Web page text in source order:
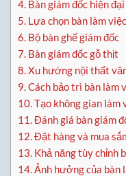
4. Bàn giám đốc hiện
5. Lựa chọn bàn làm
6. Bộ bàn ghế giám đốc
7. Bàn giám đốc gỗ thịt
8.Xu hướng nội thất
9.Cách bảo trì bàn làm
10.Tạo không gian làm
11.Đánh giá bàn giám
12.Đặt hàng và mua
13. Khả năng tùy chỉnh
14.Ảnh hưởng của bàn